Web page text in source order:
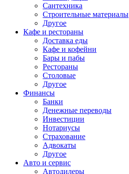
Сантехника
Строительные материалы
Другое
Кафе и рестораны
Доставка еды
Кафе и кофейни
Бары и пабы
Рестораны
Столовые
Другое
Финансы
Банки
Денежные переводы
Инвестиции
Нотариусы
Страхование
Адвокаты
Другое
Авто и сервис
Автодилеры